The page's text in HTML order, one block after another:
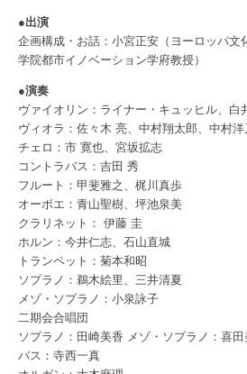
●出演
企画構成・お話：小宮正安（ヨーロッパ
学院都市イノベーション学府教授）
●演奏
ヴァイオリン：ライナー・キュッヒル、白
ヴィオラ：佐々木 亮、中村翔太郎、中村洋
チェロ：市 寛也、宮坂拡志
コントラバス：吉田 秀
フルート：甲斐雅之、梶川真歩
オーボエ：青山聖樹、坪池泉美
クラリネット： 伊藤 圭
ホルン：今井仁志、石山直城
トランペット：菊本和昭
ソプラノ：鵜木絵里、三井清夏
メゾ・ソプラノ：小泉詠子
二期会合唱団
ソプラノ：田崎美香 メゾ・ソプラノ：喜
バス：寺西一真